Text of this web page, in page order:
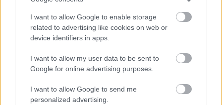
I want to allow Google to enable storage
related to advertising like cookies on web or
device identifiers in apps.
I want to allow my user data to be sent to
Google for online advertising purposes.
I want to allow Google to send me
personalized advertising.